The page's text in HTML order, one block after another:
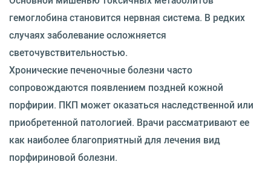
гемоглобина становится нервная система. В редких
случаях заболевание осложняется
светочувствительностью.
Хронические печеночные болезни часто
сопровождаются появлением поздней кожной
порфирии. ПКП может оказаться наследственной или
приобретенной патологией. Врачи рассматривают ее
как наиболее благоприятный для лечения вид
порфириновой болезни.